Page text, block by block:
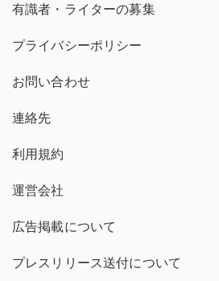
有識者・ライターの募集
プライバシーポリシー
お問い合わせ
連絡先
利用規約
運営会社
広告掲載について
プレスリリース送付について